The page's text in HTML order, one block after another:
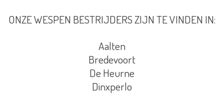
ONZE WESPEN BESTRIJDERS ZIJN TE VINDEN IN:
Aalten
Bredevoort
De Heurne
Dinxperlo